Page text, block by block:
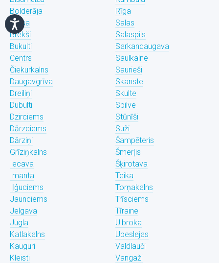
Bolderāja
Brasa
Brekši
Bukulti
Centrs
Čiekurkalns
Daugavgrīva
Dreiliņi
Dubulti
Dzirciems
Dārzciems
Dārziņi
Grīziņkalns
Iecava
Imanta
Iļģuciems
Jaunciems
Jelgava
Jugla
Katlakalns
Kauguri
Kleisti
Rīga
Salas
Salaspils
Sarkandaugava
Saulkalne
Saurieši
Skanste
Skulte
Spilve
Stūnīši
Suži
Šampēteris
Šmerļis
Šķirotava
Teika
Torņakalns
Trīsciems
Tīraine
Ulbroka
Upeslejas
Valdlauči
Vangaži